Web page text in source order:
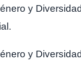
y
y